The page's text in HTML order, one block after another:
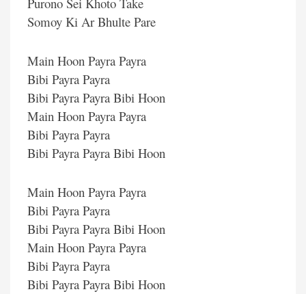
Somoy Ki Ar Bhulte Pare
Main Hoon Payra Payra
Bibi Payra Payra
Bibi Payra Payra Bibi Hoon
Main Hoon Payra Payra
Bibi Payra Payra
Bibi Payra Payra Bibi Hoon
Main Hoon Payra Payra
Bibi Payra Payra
Bibi Payra Payra Bibi Hoon
Main Hoon Payra Payra
Bibi Payra Payra
Bibi Payra Payra Bibi Hoon